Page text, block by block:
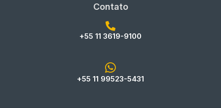
Contato
+55 11 3619-9100
+55 11 99523-5431